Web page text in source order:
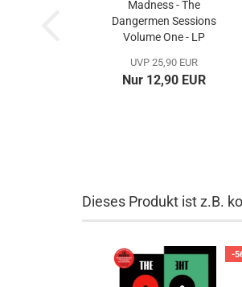
Madness - The
Dangermen Sessions
Volume One - LP
UVP 25,90 EUR
Nur 12,90 EUR
Dieses Produkt ist z.B.
-